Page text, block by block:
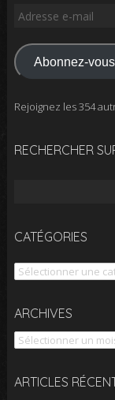
Adresse
mail
Abonnez-vous
Rejoignez les 354
RECHERCHER
CATÉGORIES
Catégories
ARCHIVES
Archives
ARTICLES